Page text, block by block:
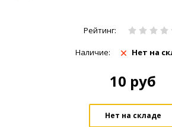
Рейтинг:
Наличие: Нет на
10 руб
Нет на складе